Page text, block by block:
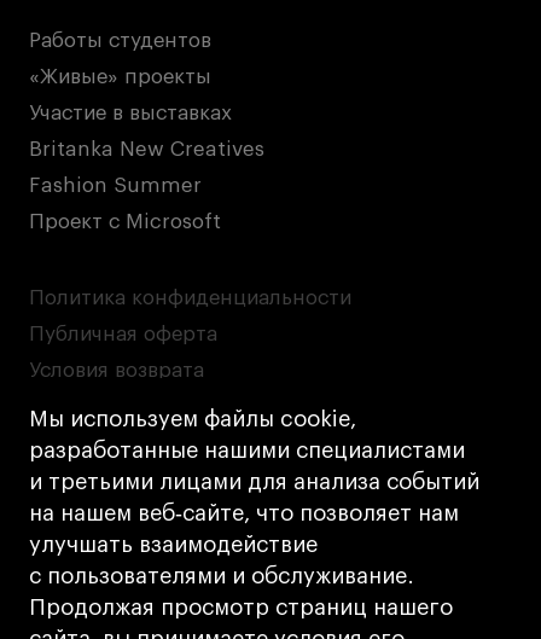
Мы используем файлы cookie,
разработанные нашими специалистами
и третьими лицами для анализа событий
на нашем веб‑сайте, что позволяет нам
улучшать взаимодействие
с пользователями и обслуживание.
Продолжая просмотр страниц нашего
Работы студентов
«Живые» проекты
Участие в выставках
Britanka New Creatives
Fashion Summer
Проект с Microsoft
Политика конфиденциальности
Публичная оферта
Условия возврата
Кредит на образование с господдержкой
Лицензия на осуществление образовательной
деятельности АНО ВО «Универсальный
Университет»
Карта сайта
Дизайн
Разработка
Cetera